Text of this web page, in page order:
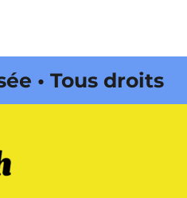
Tous droits
Tous droits